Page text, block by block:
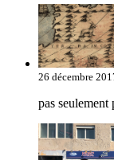
26 décembre
pas seulement